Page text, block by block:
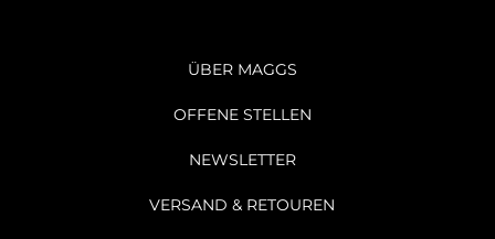
ÜBER MAGGS
OFFENE STELLEN
NEWSLETTER
VERSAND & RETOUREN